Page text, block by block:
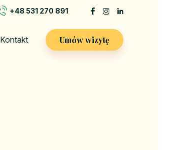
+48 531 270 891
Kontakt Umów wizytę